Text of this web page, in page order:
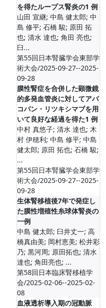
を得たループス腎炎の1 例
山田 宣継; 中島 健太郎; 中
島 修平; 石橋 駿; 原田 拓
也; 清水 達也; 角田 亮也;
臼...
第55回日本腎臓学会東部学
術大会/2025-09-27--2025-
09-28
膜性腎症を合併した顕微鏡
的多発血管炎に対してアバ
コパン・リツキシマブを用
いて良好な経過を得た1 例
中村 真悠子; 清水 達也; 木
村 伊穂利; 中島 修平; 中島
健太郎; 原田 拓也; 石橋 駿;
...
第55回日本腎臓学会東部学
術大会/2025-09-27--2025-
09-28
生体腎移植後7年で発症し
た膜性増殖性糸球体腎炎の
一例
中島 健太郎; 臼井丈一; 高
橋真由美; 岡村恵美; 松井彩
乃; 黒河周; 原田拓也; 清水
達也; 角田亮也; ...
第58回日本臨床腎移植学
会/2025-02-06--2025-02-
08
血液透析導入期の冠動脈